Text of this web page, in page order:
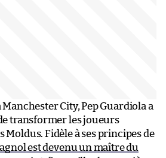
City, Pep Guardiola a
transformer les joueurs
Moldus. Fidèle à ses principes de
est devenu un maître du